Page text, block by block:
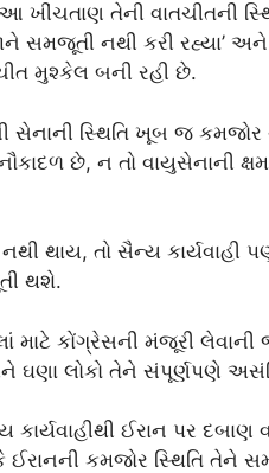
ખીંચતાણ તેની વાતચીતની
સમજૂતી નથી કરી રહ્યા’
મુશ્કેલ બની રહી છે.
સેનાની સ્થિતિ ખૂબ જ
છે, ન તો વાયુસેનાની
થાય, તો સૈન્ય
થશે.
કોંગ્રેસની મંજૂરી
લોકો તેને સંપૂર્ણપણે
ઈરાન પર દબાણ
કમજોર સ્થિતિ તેને